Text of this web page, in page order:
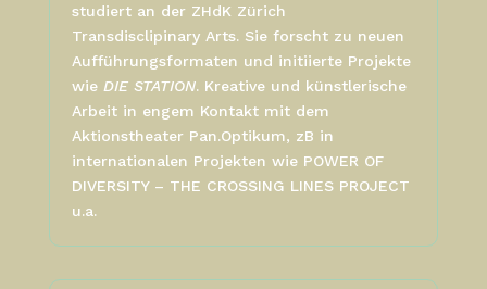
studiert an der ZHdK Zürich
Transdisclipinary Arts. Sie forscht zu neuen
Aufführungsformaten und initiierte Projekte
wie DIE STATION. Kreative und künstlerische
Arbeit in engem Kontakt mit dem
Aktionstheater Pan.Optikum, zB in
internationalen Projekten wie POWER OF
DIVERSITY – THE CROSSING LINES PROJECT
u.a.